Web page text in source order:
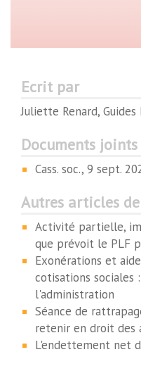
Ecrit par
Juliette Renard, Guides
Documents joints
Cass. soc., 9 sept.
Autres articles
Activité partielle,
que prévoit le PLF
Exonérations et
cotisations sociales
l'administration
Séance de
retenir en droit des
L'endettement net